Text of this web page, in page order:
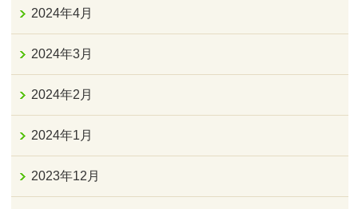
2024年4月
2024年3月
2024年2月
2024年1月
2023年12月